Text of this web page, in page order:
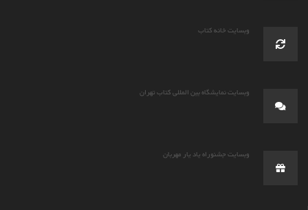
وبسایت خانه کتاب
وبسایت نمایشگاه بین المللی کتاب تهران
وبسایت جشنوراه یاد یار مهربان